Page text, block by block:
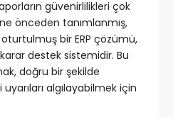
güvenirlilikleri çok
önceden tanımlanmış,
bir ERP çözümü,
destek sistemidir. Bu
doğru bir şekilde
algılayabilmek için